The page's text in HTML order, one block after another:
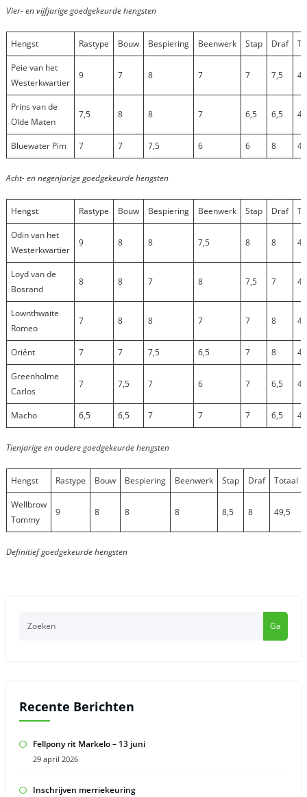
Vier- en vijfjarige goedgekeurde hengsten
Hengst Rastype Bouw Bespiering Beenwerk Stap Draf
Peie van het
Westerkwartier
9 7 8 7 7 7,5
Prins van de
Olde Maten
7,5 8 8 7 6,5 6,5
Bluewater Pim 7 7 7,5 6 6 8
Acht- en negenjarige goedgekeurde hengsten
Hengst Rastype Bouw Bespiering Beenwerk Stap Draf
Odin van het
Westerkwartier
9 8 8 7,5 8 8
Loyd van de
Bosrand
8 8 7 8 7,5 7
Lownthwaite
Romeo
7 8 8 7 7 8 45
Oriënt 7 7 7,5 6,5 7 8 43
Greenholme
Carlos
7 7,5 7 6 7 6,5 41
Macho 6,5 6,5 7 7 7 6,5
Tienjarige en oudere goedgekeurde hengsten
Hengst Rastype Bouw Bespiering Beenwerk Stap Draf Totaal
Wellbrow
Tommy
9 8 8 8 8,5 8 49,5
Definitief goedgekeurde hengsten
Ga
Recente Berichten
Fellpony rit Markelo – 13 juni
29 april 2026
Inschrijven merriekeuring